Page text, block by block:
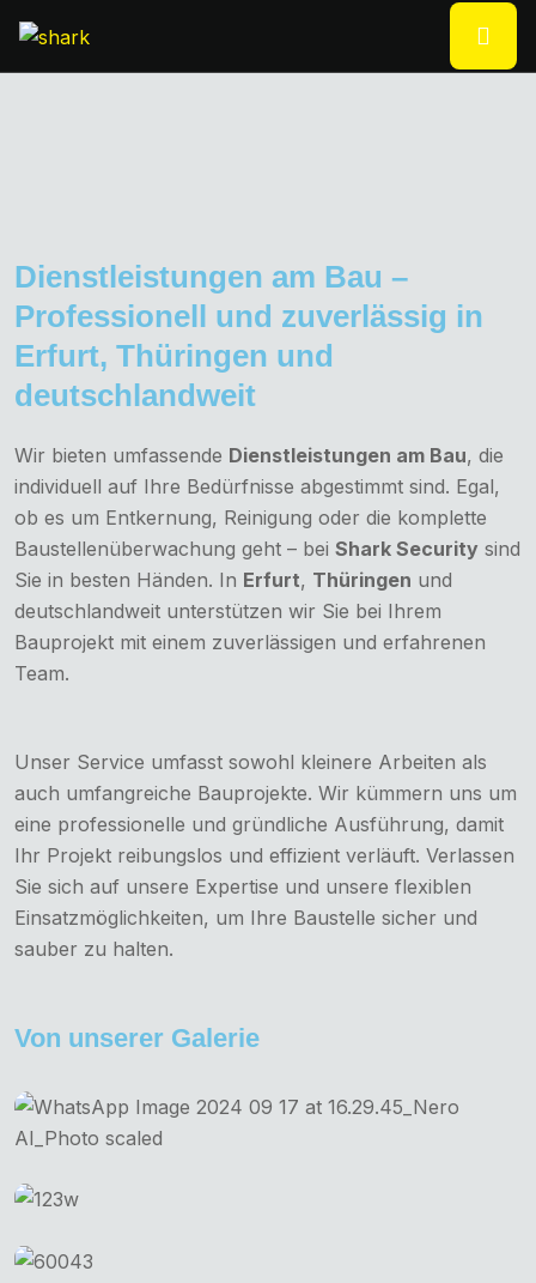
Dienstleistungen am Bau –
Professionell und zuverlässig in
Erfurt, Thüringen und
deutschlandweit
Wir bieten umfassende Dienstleistungen am Bau, die
individuell auf Ihre Bedürfnisse abgestimmt sind. Egal,
ob es um Entkernung, Reinigung oder die komplette
Baustellenüberwachung geht – bei Shark Security sind
Sie in besten Händen. In Erfurt, Thüringen und
deutschlandweit unterstützen wir Sie bei Ihrem
Bauprojekt mit einem zuverlässigen und erfahrenen
Team.
Unser Service umfasst sowohl kleinere Arbeiten als
auch umfangreiche Bauprojekte. Wir kümmern uns um
eine professionelle und gründliche Ausführung, damit
Ihr Projekt reibungslos und effizient verläuft. Verlassen
Sie sich auf unsere Expertise und unsere flexiblen
Einsatzmöglichkeiten, um Ihre Baustelle sicher und
sauber zu halten.
Von unserer Galerie